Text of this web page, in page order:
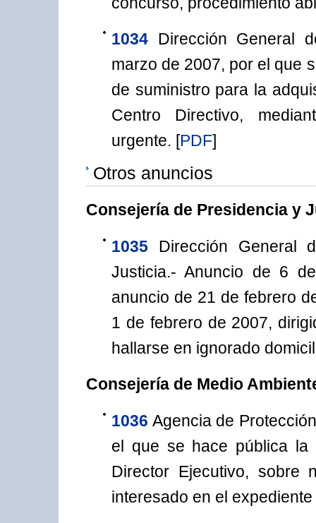
1034 Dirección General
marzo de 2007, por el que
de suministro para la
Centro Directivo,
urgente. [PDF]
Otros anuncios
Consejería de Presidencia y
1035
Dirección General
Justicia.- Anuncio de 6
anuncio de 21 de febrero
1 de febrero de 2007,
hallarse en ignorado
Consejería de Medio
1036 Agencia de
el que se hace pública
Director Ejecutivo, sobre
interesado en el expediente